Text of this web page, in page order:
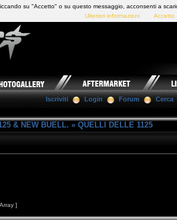
Iscriviti Login Forum Cerca
& NEW BUELL. » QUELLI DELLE 1125
]
su "Accetto" o su questo messaggio, acconsenti a
Ulteriori informazioni
Accetto